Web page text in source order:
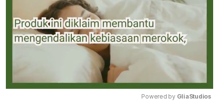
Powered by GliaStudios